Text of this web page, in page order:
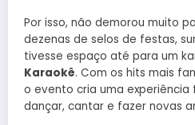
Por isso, não demorou muito
dezenas de selos de festas,
tivesse espaço até para um
Karaokê. Com os hits mais
o evento cria uma experiência
dançar, cantar e fazer novas